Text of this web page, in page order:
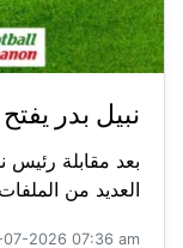
نبيل بدر
بعد مقابلة رئيس
العديد من
2026 07:36 am